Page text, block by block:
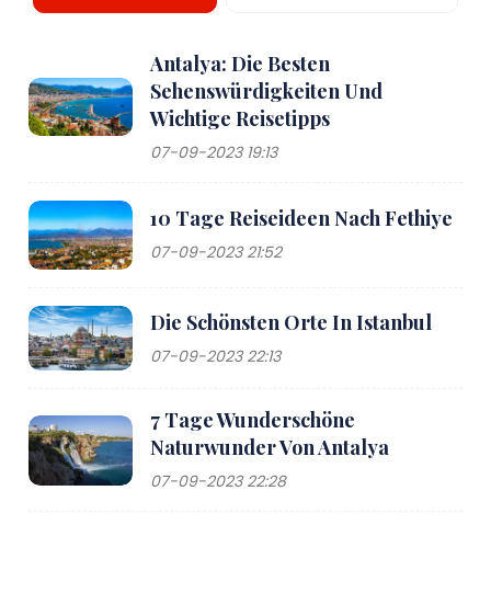
Antalya: Die Besten
Sehenswürdigkeiten Und
Wichtige Reisetipps
07-09-2023 19:13
10 Tage Reiseideen Nach Fethiye
07-09-2023 21:52
Die Schönsten Orte In Istanbul
07-09-2023 22:13
7 Tage Wunderschöne
Naturwunder Von Antalya
07-09-2023 22:28